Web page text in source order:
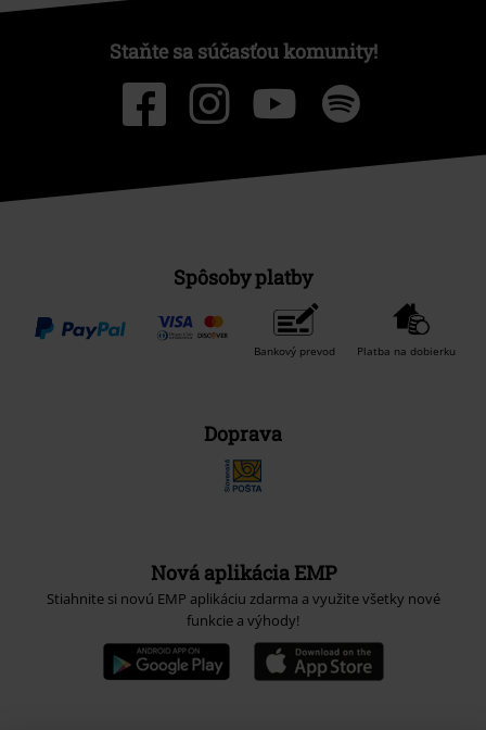
Staňte sa súčasťou komunity!
Spôsoby platby
Bankový prevod Platba na dobierku
Doprava
Nová aplikácia EMP
Stiahnite si novú EMP aplikáciu zdarma a využite všetky nové
funkcie a výhody!